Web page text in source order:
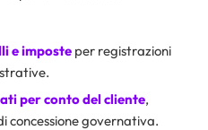
e imposteper registrazioni
per conto del cliente,
concessione governativa.